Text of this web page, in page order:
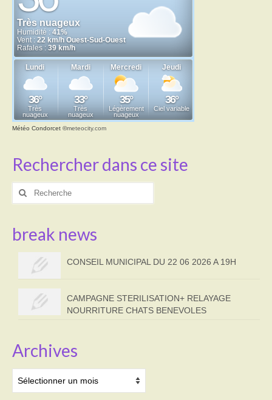
Météo Condorcet ©meteocity.com
Rechercher dans ce site
Rechercher
break news
CONSEIL MUNICIPAL DU 22 06 2026 A 19H
CAMPAGNE STERILISATION+ RELAYAGE
NOURRITURE CHATS BENEVOLES
Archives